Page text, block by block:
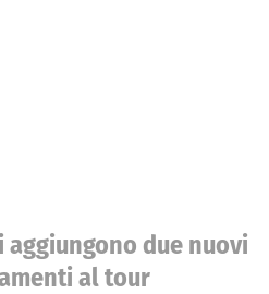
due nuovi
al tour